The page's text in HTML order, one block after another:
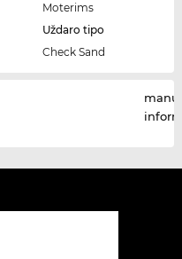
Moterims
Uždaro tipo
Check Sand